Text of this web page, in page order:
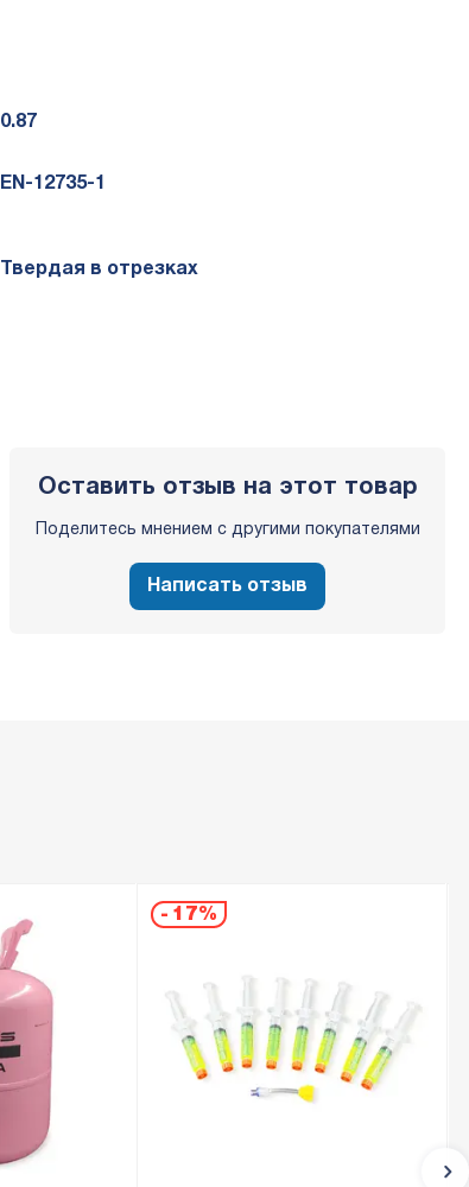
0.87
EN-12735-1
Твердая в отрезках
Оставить отзыв на этот товар
Поделитесь мнением с другими покупателями
Написать отзыв
- 17%